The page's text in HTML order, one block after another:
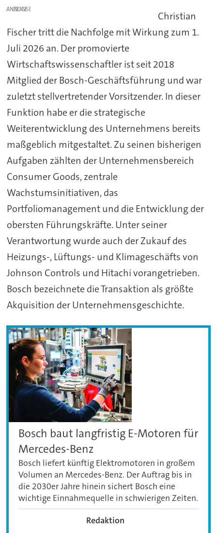
ANZEIGE
Christian
Fischer tritt die Nachfolge mit Wirkung zum 1.
Juli 2026 an. Der promovierte
Wirtschaftswissenschaftler ist seit 2018
Mitglied der Bosch-Geschäftsführung und war
zuletzt stellvertretender Vorsitzender. In dieser
Funktion habe er die strategische
Weiterentwicklung des Unternehmens bereits
maßgeblich mitgestaltet. Zu seinen bisherigen
Aufgaben zählten der Unternehmensbereich
Consumer Goods, zentrale
Wachstumsinitiativen, das
Portfoliomanagement und die Entwicklung der
obersten Führungskräfte. Unter seiner
Verantwortung wurde auch der Zukauf des
Heizungs-, Lüftungs- und Klimageschäfts von
Johnson Controls und Hitachi vorangetrieben.
Bosch bezeichnete die Transaktion als größte
Akquisition der Unternehmensgeschichte.
Bosch baut langfristig E-Motoren für
Mercedes-Benz
Bosch liefert künftig Elektromotoren in großem
Volumen an Mercedes-Benz. Der Auftrag bis in
die 2030er Jahre hinein sichert Bosch eine
wichtige Einnahmequelle in schwierigen Zeiten.
Redaktion